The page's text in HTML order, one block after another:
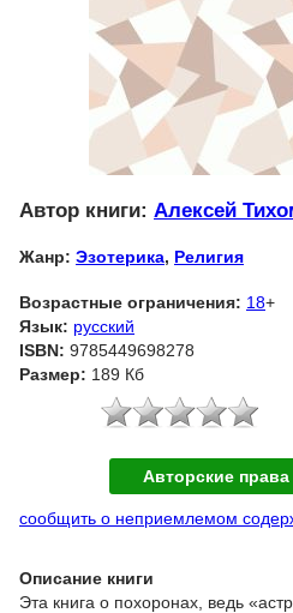
Автор книги: Алексей
Жанр: Эзотерика, Религия
Возрастные ограничения: 18+
Язык: русский
ISBN: 9785449698278
Размер: 189 Кб
Авторские
сообщить о неприемлемом
Описание книги
Эта книга о похоронах, ведь